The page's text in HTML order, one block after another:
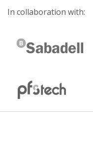
In collaboration with: